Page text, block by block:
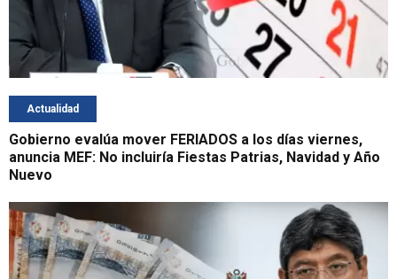
Actualidad
Gobierno evalúa mover FERIADOS a los días viernes,
anuncia MEF: No incluiría Fiestas Patrias, Navidad y Año
Nuevo